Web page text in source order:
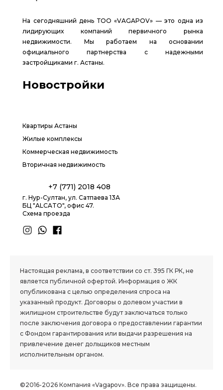
На сегодняшний день ТОО «VAGAPOV» — это одна из
лидирующих компаний первичного рынка
недвижимости. Мы работаем на основании
официального партнерства с надежными
застройщиками г. Астаны.
Новостройки
Квартиры Астаны
Жилые комплексы
Коммерческая недвижимость
Вторичная недвижимость
+7 (771) 2018 408
г. Нур-Султан, ул. Сатпаева 13А
БЦ "ALCATO", офис 47.
Схема проезда
Настоящая реклама, в соответствии со ст. 395 ГК РК, не
является публичной офертой. Информация о ЖК
опубликована с целью определения спроса на
указанный продукт. Договоры о долевом участии в
жилищном строительстве будут заключаться только
после заключения договора о предоставлении гарантии
с Фондом гарантирования или выдачи разрешения на
привлечение денег дольщиков местным
исполнительным органом.
©2016-2026 Компания «Vagapov». Все права защищены.